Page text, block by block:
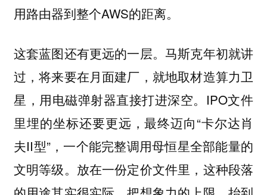
用路由器到整个AWS的距离。
这套蓝图还有更远的一层。马斯克年初就讲
过，将来要在月面建厂，就地取材造算力卫
星，用电磁弹射器直接打进深空。IPO文件
里埋的坐标还要更远，最终迈向“卡尔达肖
夫II型”，一个能完整调用母恒星全部能量的
文明等级。放在一份定价文件里，这种段落